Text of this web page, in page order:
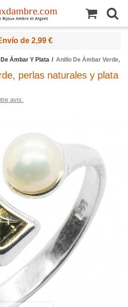
de 2,99 €
Ámbar Y Plata Anillo De Ámbar Verde,
perlas naturales y plata
avis.